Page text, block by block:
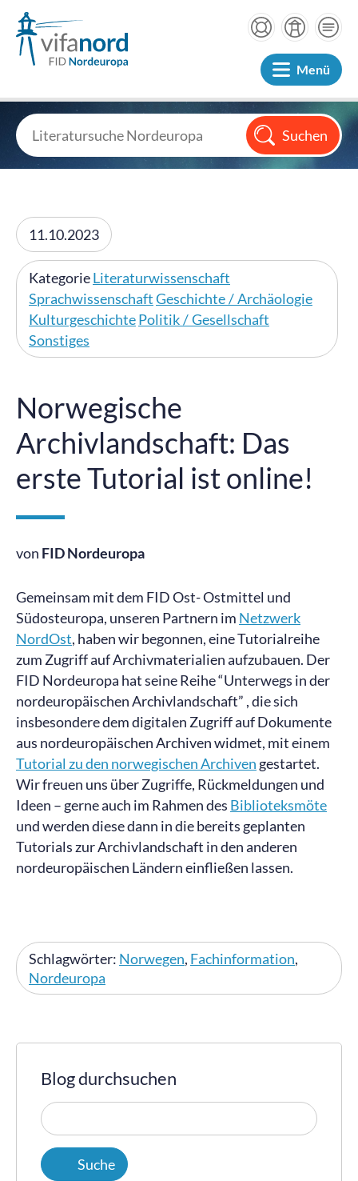
Menü
11.10.2023
KategorieLiteraturwissenschaft
SprachwissenschaftGeschichte / Archäologie
KulturgeschichtePolitik / Gesellschaft
Sonstiges
Norwegische
Archivlandschaft: Das
erste Tutorial ist online!
von FID Nordeuropa
Gemeinsam mit dem FID Ost- Ostmittel und
Südosteuropa, unseren Partnern im Netzwerk
NordOst, haben wir begonnen, eine Tutorialreihe
zum Zugriff auf Archivmaterialien aufzubauen. Der
FID Nordeuropa hat seine Reihe “Unterwegs in der
nordeuropäischen Archivlandschaft” , die sich
insbesondere dem digitalen Zugriff auf Dokumente
aus nordeuropäischen Archiven widmet, mit einem
Tutorial zu den norwegischen Archiven gestartet.
Wir freuen uns über Zugriffe, Rückmeldungen und
Ideen – gerne auch im Rahmen des Biblioteksmöte
und werden diese dann in die bereits geplanten
Tutorials zur Archivlandschaft in den anderen
nordeuropäischen Ländern einfließen lassen.
Schlagwörter: Norwegen, Fachinformation,
Nordeuropa
Blog durchsuchen